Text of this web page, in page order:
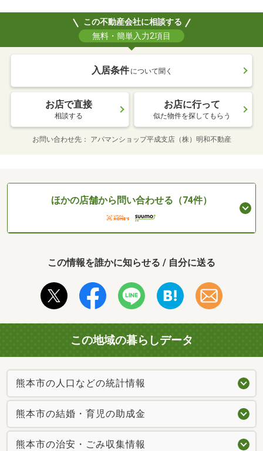
この不動産会社に相談する
無料・簡単入力2項目
入居条件 について聞く
お店で直接
相談する
お店に行って
似た物件を探してもらう
お問い合わせ先 アパマンショップ平成支店（株）明和不動産
ほかの店舗から問い合わせる（74件）
この情報を誰かに知らせる / 自分に送る
この地域の暮らしデータ
熊本市の人口などの統計情報
熊本市の結婚・育児の助成金
熊本市の治安・ごみ収集情報